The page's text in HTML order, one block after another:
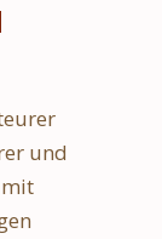
und